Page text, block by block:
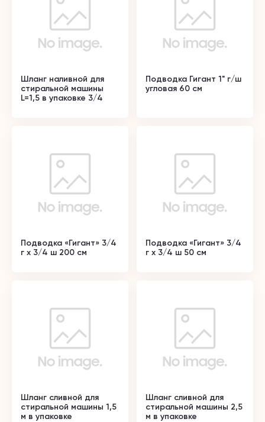
Шланг наливной для
стиральной машины
L=1,5 в упаковке 3/4
Подводка Гигант 1" г/ш
угловая 60 см
Подводка «Гигант» 3/4
г х 3/4 ш 200 см
Подводка «Гигант» 3/4
г х 3/4 ш 50 см
Шланг сливной для
стиральной машины 1,5
м в упаковке
Шланг сливной для
стиральной машины 2,5
м в упаковке